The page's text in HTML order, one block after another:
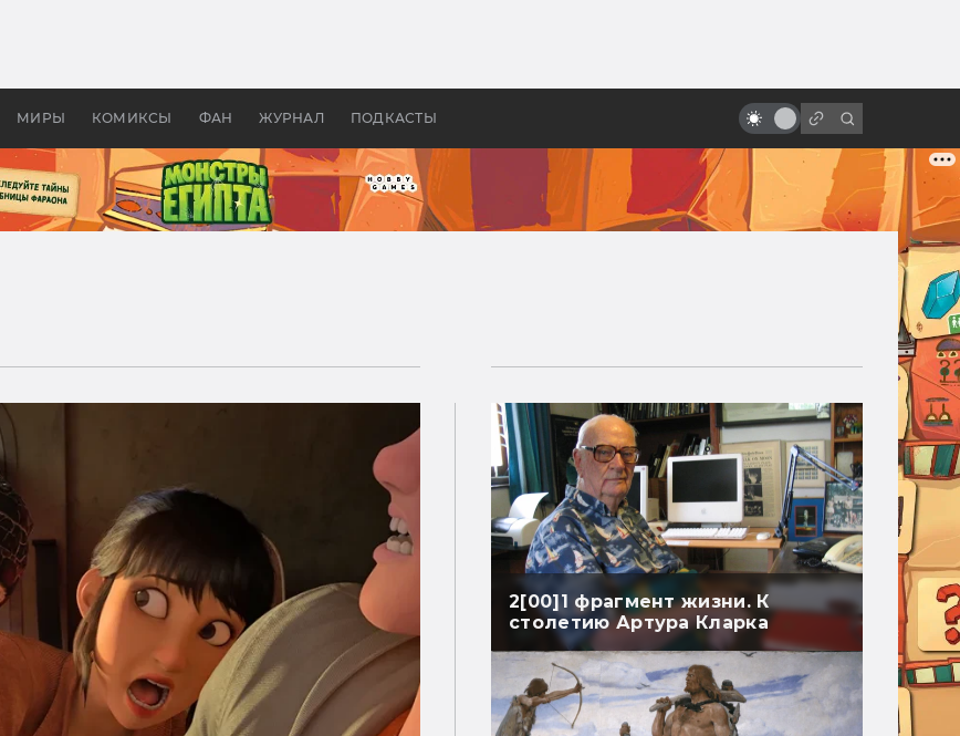
МИРЫ КОМИКСЫ ФАН ЖУРНАЛ ПОДКАСТЫ
в России —
бы «Властелина колец»
аниме
2[00]1 фрагмент жизни. К
столетию Артура Кларка